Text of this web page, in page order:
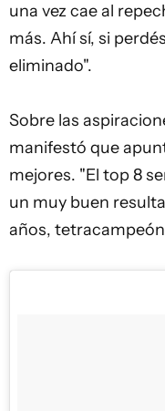
una vez cae al
más. Ahí sí, si
eliminado".
Sobre las
manifestó que
mejores. "El top 8
un muy buen
años,